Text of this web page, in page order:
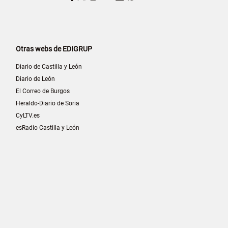
Otras webs de EDIGRUP
Diario de Castilla y León
Diario de León
El Correo de Burgos
Heraldo-Diario de Soria
CyLTV.es
esRadio Castilla y León